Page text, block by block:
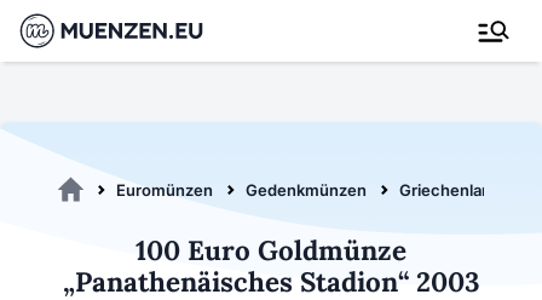
Euromünzen Gedenkmünzen Griechenland
100 Euro Goldmünze
„Panathenäisches Stadion“ 2003